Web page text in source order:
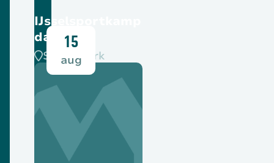
IJsselsportkamp
dag 2
SPOC-park
15
aug
Bekijk deze activiteit